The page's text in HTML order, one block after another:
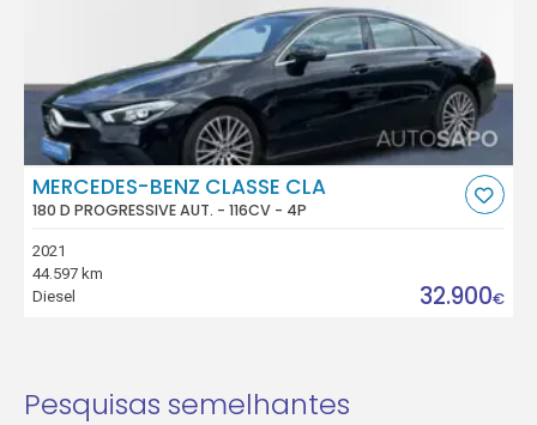
MERCEDES-BENZ CLASSE CLA
180 D PROGRESSIVE AUT. - 116CV - 4P
2021
44.597 km
Diesel
32.900€
Pesquisas semelhantes